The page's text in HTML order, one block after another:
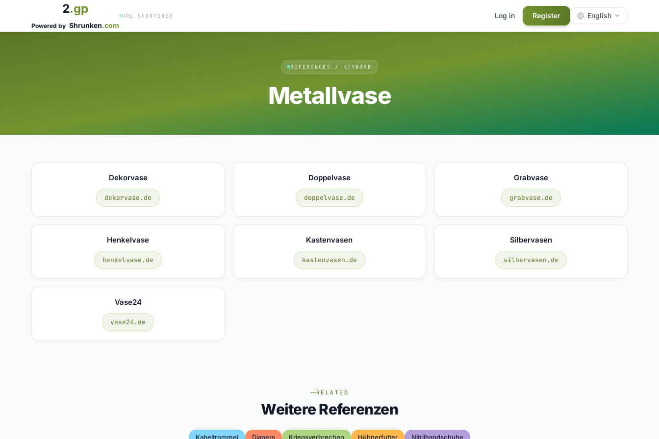
2.gp
Powered by Shrunken.com
URL SHORTENER Log in Register English
REFERENCES / KEYWORD
Metallvase
Dekorvase
dekorvase.de
Doppelvase
doppelvase.de
Grabvase
grabvase.de
Henkelvase
henkelvase.de
Kastenvasen
kastenvasen.de
Silbervasen
silbervasen.de
Vase24
vase24.de
RELATED
Weitere Referenzen
Kabeltrommel Diapers Kriegsverbrechen Hühnerfutter Nitrilhandschuhe